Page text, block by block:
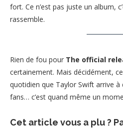
fort. Ce n’est pas juste un album,
rassemble.
Rien de fou pour The official
certainement. Mais décidément,
quotidien que Taylor Swift arrive à
fans… c’est quand même un
Cet article vous a plu ?